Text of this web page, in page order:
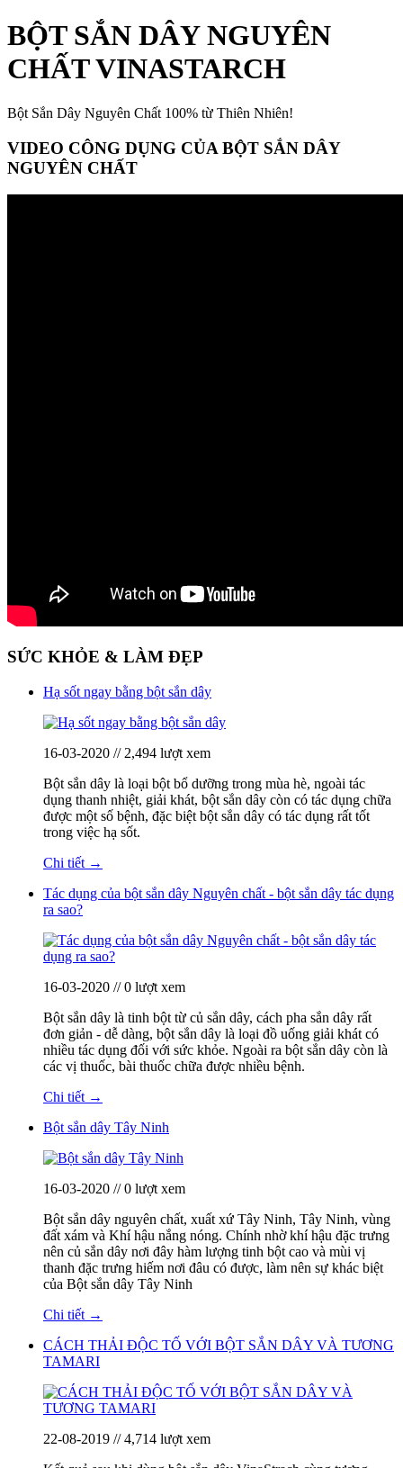
BỘT SẮN DÂY NGUYÊN
CHẤT VINASTARCH
Bột Sắn Dây Nguyên Chất 100% từ Thiên Nhiên!
VIDEO CÔNG DỤNG CỦA BỘT SẮN DÂY
NGUYÊN CHẤT
SỨC KHỎE & LÀM ĐẸP
Hạ sốt ngay bằng bột sắn dây
16-03-2020 // 2,494 lượt xem
Bột sắn dây là loại bột bổ dưỡng trong mùa hè, ngoài tác
dụng thanh nhiệt, giải khát, bột sắn dây còn có tác dụng chữa
được một số bệnh, đặc biệt bột sắn dây có tác dụng rất tốt
trong việc hạ sốt.
Chi tiết →
Tác dụng của bột sắn dây Nguyên chất - bột sắn dây tác dụng
ra sao?
16-03-2020 // 0 lượt xem
Bột sắn dây là tinh bột từ củ sắn dây, cách pha sắn dây rất
đơn giản - dễ dàng, bột sắn dây là loại đồ uống giải khát có
nhiều tác dụng đối với sức khỏe. Ngoài ra bột sắn dây còn là
các vị thuốc, bài thuốc chữa được nhiều bệnh.
Chi tiết →
Bột sắn dây Tây Ninh
16-03-2020 // 0 lượt xem
Bột sắn dây nguyên chất, xuất xứ Tây Ninh, Tây Ninh, vùng
đất xám và Khí hậu nắng nóng. Chính nhờ khí hậu đặc trưng
nên củ sắn dây nơi đây hàm lượng tinh bột cao và mùi vị
thanh đặc trưng hiếm nơi đâu có được, làm nên sự khác biệt
của Bột sắn dây Tây Ninh
Chi tiết →
CÁCH THẢI ĐỘC TỐ VỚI BỘT SẮN DÂY VÀ TƯƠNG
TAMARI
22-08-2019 // 4,714 lượt xem